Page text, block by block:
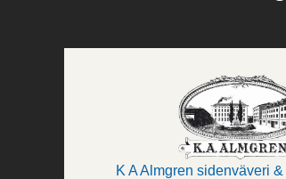
K A Almgren sidenväveri